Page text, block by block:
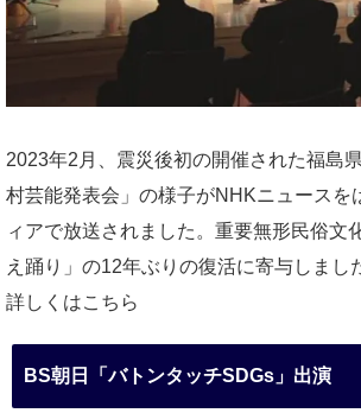
2023年2月、震災後初の開催された福島
村芸能発表会」の様子がNHKニュースを
ィアで放送されました。重要無形民俗文
え踊り」の12年ぶりの復活に寄与しま
詳しくはこちら
BS朝日「バトンタッチSDGs」出演